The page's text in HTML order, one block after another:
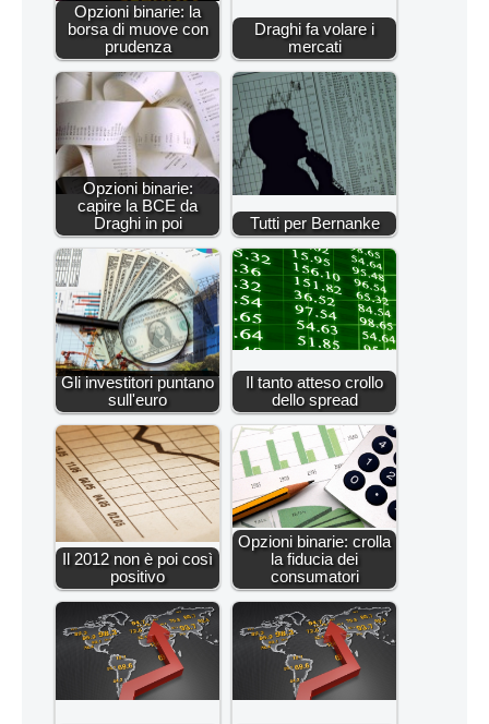
Opzioni binarie: la
borsa di muove con
prudenza
Draghi fa volare i
mercati
Opzioni binarie:
capire la BCE da
Draghi in poi
Tutti per Bernanke
Gli investitori puntano
sull'euro
Il tanto atteso crollo
dello spread
Il 2012 non è poi così
positivo
Opzioni binarie: crolla
la fiducia dei
consumatori